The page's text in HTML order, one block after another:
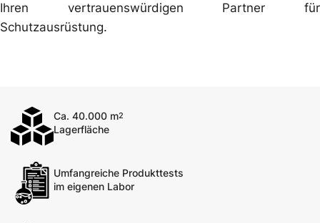
Ihren vertrauenswürdigen Partner für
Schutzausrüstung.
Ca. 40.000 m2
Lagerfläche
Umfangreiche Produkttests
im eigenen Labor